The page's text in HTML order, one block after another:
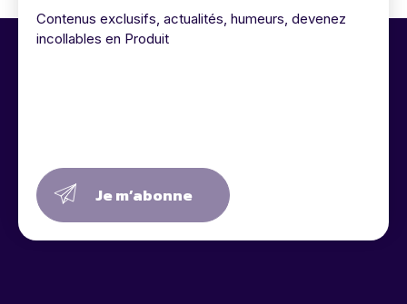
Contenus exclusifs, actualités, humeurs, devenez
incollables en Produit
Je m’abonne